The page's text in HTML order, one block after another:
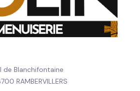
de Blanchifontaine
RAMBERVILLERS